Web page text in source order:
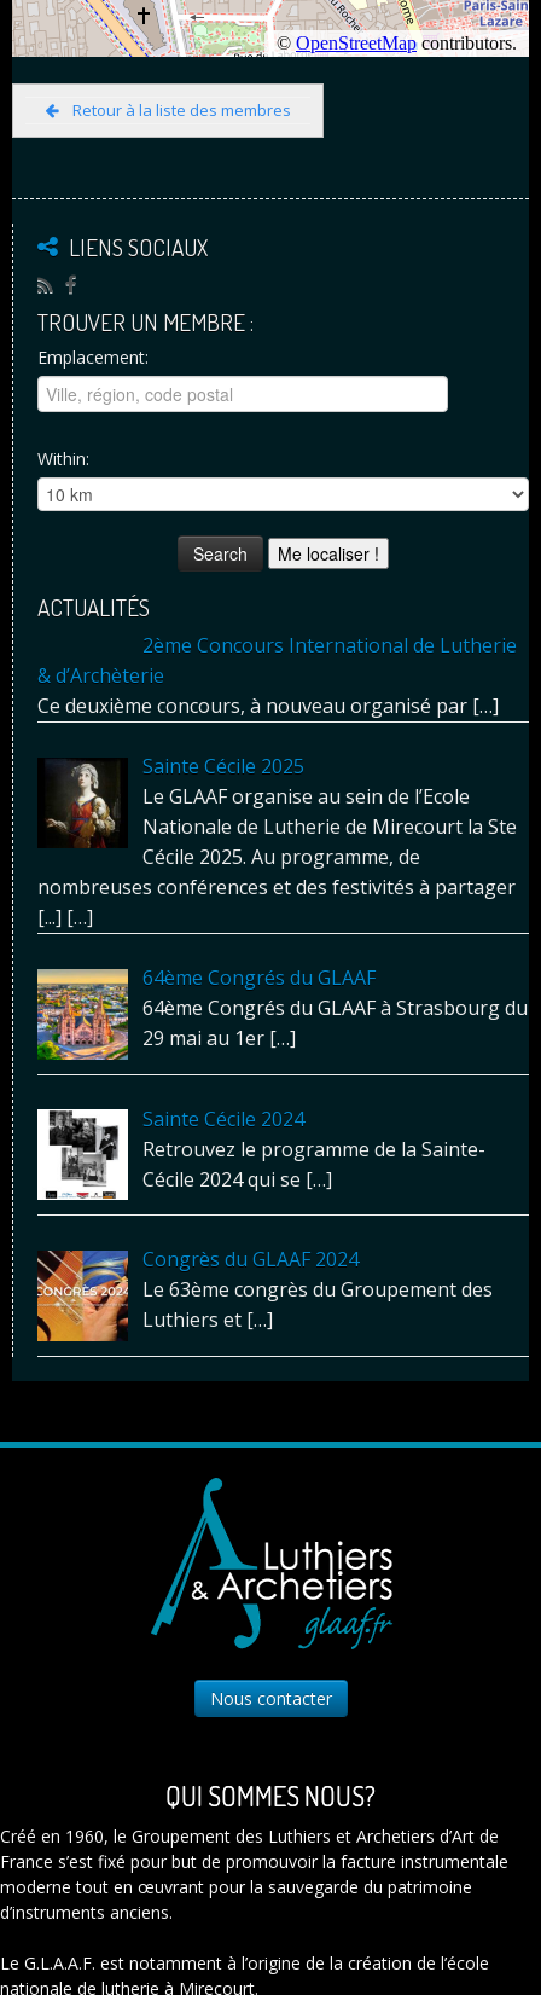
Retour à la liste des membres
LIENS SOCIAUX
TROUVER UN MEMBRE :
Emplacement:
Within:
Me localiser !
ACTUALITÉS
2ème Concours International de Lutherie
& d’Archèterie
Ce deuxième concours, à nouveau organisé par […]
Sainte Cécile 2025
Le GLAAF organise au sein de l’Ecole
Nationale de Lutherie de Mirecourt la Ste
Cécile 2025. Au programme, de
nombreuses conférences et des festivités à partager
[...] […]
64ème Congrés du GLAAF
64ème Congrés du GLAAF à Strasbourg du
29 mai au 1er […]
Sainte Cécile 2024
Retrouvez le programme de la Sainte-
Cécile 2024 qui se […]
Congrès du GLAAF 2024
Le 63ème congrès du Groupement des
Luthiers et […]
Nous contacter
QUI SOMMES NOUS?
Créé en 1960, le Groupement des Luthiers et Archetiers d’Art de
France s’est fixé pour but de promouvoir la facture instrumentale
moderne tout en œuvrant pour la sauvegarde du patrimoine
d’instruments anciens.
Le G.L.A.A.F. est notamment à l’origine de la création de l’école
nationale de lutherie à Mirecourt.